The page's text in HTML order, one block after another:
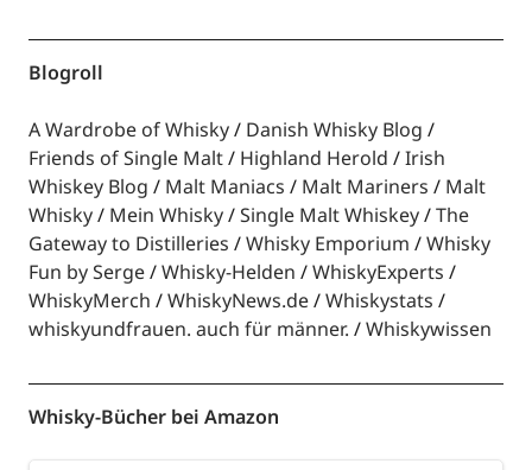
Blogroll
A Wardrobe of Whisky
Danish Whisky Blog
Friends of Single Malt
Highland Herold
Irish
Whiskey Blog
Malt Maniacs Malt Mariners
Malt
Whisky
Mein Whisky Single Malt Whiskey
The
Gateway to Distilleries
Whisky Emporium
Whisky
Fun by Serge
Whisky-Helden
WhiskyExperts
WhiskyMerch
WhiskyNews.de
Whiskystats
whiskyundfrauen. auch für männer.
Whiskywissen
Whisky-Bücher bei Amazon